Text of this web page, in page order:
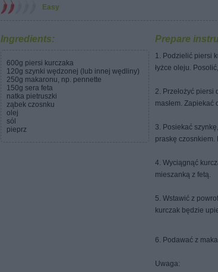
Easy
Ingredients:
600g piersi kurczaka
120g szynki wędzonej (lub innej wędliny)
250g makaronu, np. pennette
150g sera feta
natka pietruszki
ząbek czosnku
olej
sól
pieprz
Prepare
1. Podzielić piersi
łyżce oleju.
2. Przełożyć
masłem. Zapiekać
3. Posiekać
praskę czosnkiem.
4. Wyciągnąć
mieszanką z fetą.
5. Wstawić z
kurczak będzie
6. Podawać z
Uwaga: